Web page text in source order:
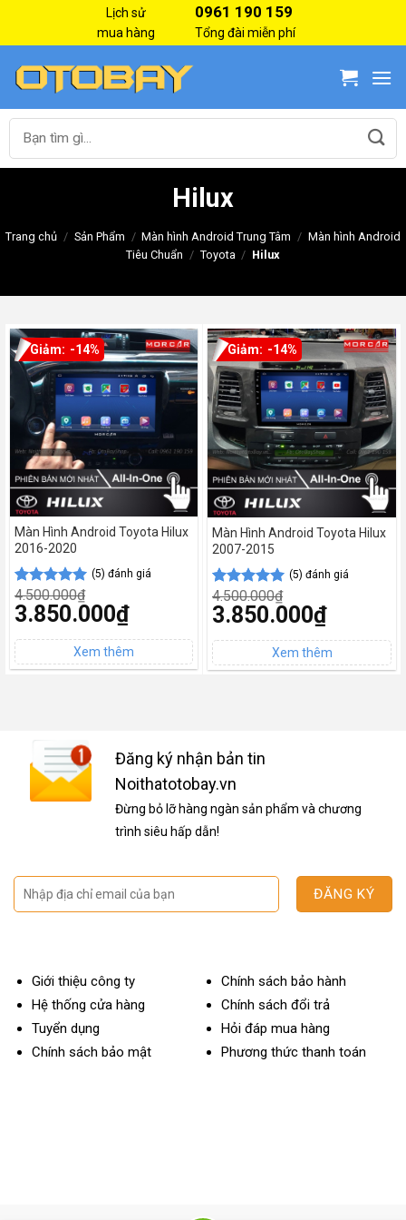
Lịch sử
mua hàng
0961 190 159
Tổng đài miễn phí
Tìm
Hilux
Trang chủ / Sản Phẩm / Màn hình Android Trung Tâm / Màn hình Android
Tiêu Chuẩn / Toyota / Hilux
-14%
Màn Hình Android Toyota Hilux
2016-2020
5.00trên 5
dựa trên
5
đánh giá
(5) đánh giá
4.500.000₫
Giá
gốc
4.500.000₫.
3.850.000₫
hiện
tại
là:
-14%
Màn Hình Android Toyota Hilux
2007-2015
5.00trên 5
dựa trên
5
đánh giá
(5) đánh giá
4.500.000₫
Giá
gốc
4.500.000₫.
3.850.000₫
hiện
tại
là:
Đăng ký nhận bản tin
Noithatotobay.vn
Đừng bỏ lỡ hàng ngàn sản phẩm và chương
trình siêu hấp dẫn!
Giới thiệu công ty
Hệ thống cửa hàng
Tuyển dụng
Chính sách bảo mật
Chính sách bảo hành
Chính sách đổi trả
Hỏi đáp mua hàng
Phương thức thanh toán